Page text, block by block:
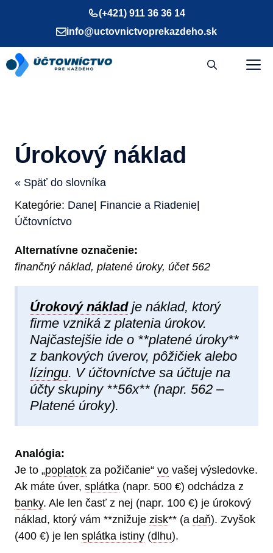
(+421) 911 36 36 14
info@uctovnictvoprekazdeho.sk
Úrokový náklad
« Späť do slovníka
Kategórie: Dane| Financie a Riadenie|
Účtovníctvo
Alternatívne označenie:
finančný náklad, platené úroky, účet 562
Úrokový nákladje náklad, ktorý
firme vzniká z platenia úrokov.
Najčastejšie ide o **platené úroky**
z bankových úverov, pôžičiek alebo
lízingu. V účtovníctve sa účtuje na
účty skupiny **56x** (napr. 562 –
Platené úroky).
Analógia:
Je to „poplatok za požičanie“ vo vašej výsledovke.
Ak máte úver, splátka (napr. 500 €) odchádza z
banky. Ale len časť z nej (napr. 100 €) je úrokový
náklad, ktorý vám **znižuje zisk** (a daň). Zvyšok
(400 €) je len splátka istiny (dlhu).